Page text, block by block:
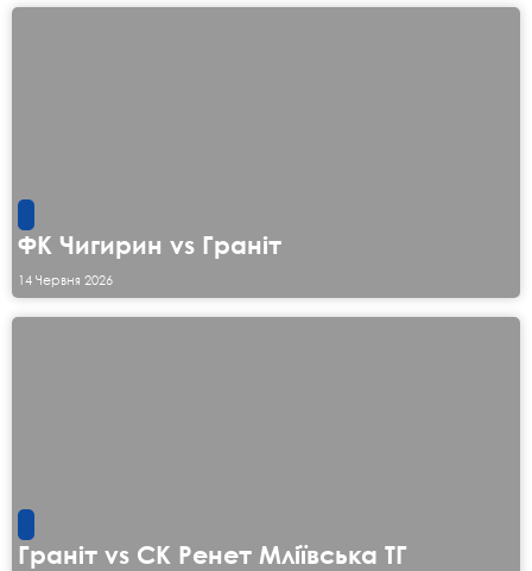
ФК Чигирин vs Граніт
14 Червня 2026
Граніт vs СК Ренет Мліївська ТГ